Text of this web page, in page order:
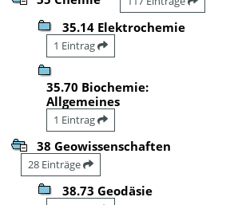
35.14 Elektrochemie
1 Eintrag
35.70 Biochemie:
Allgemeines
1 Eintrag
38 Geowissenschaften
28 Einträge
38.73 Geodäsie